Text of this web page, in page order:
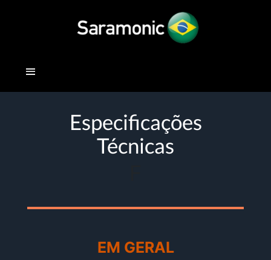
Especificações
Técnicas
EM GERAL